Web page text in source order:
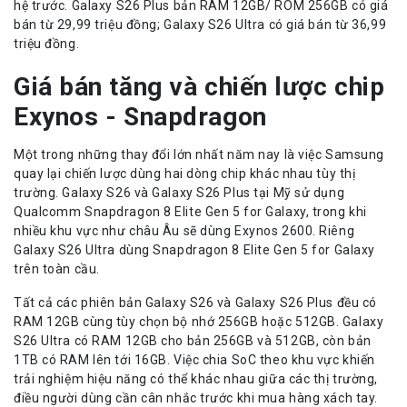
hệ trước. Galaxy S26 Plus bản RAM 12GB/ ROM 256GB có giá
bán từ 29,99 triệu đồng; Galaxy S26 Ultra có giá bán từ 36,99
triệu đồng.
Giá bán tăng và chiến lược chip
Exynos - Snapdragon
Một trong những thay đổi lớn nhất năm nay là việc Samsung
quay lại chiến lược dùng hai dòng chip khác nhau tùy thị
trường. Galaxy S26 và Galaxy S26 Plus tại Mỹ sử dụng
Qualcomm Snapdragon 8 Elite Gen 5 for Galaxy, trong khi
nhiều khu vực như châu Âu sẽ dùng Exynos 2600. Riêng
Galaxy S26 Ultra dùng Snapdragon 8 Elite Gen 5 for Galaxy
trên toàn cầu.
Tất cả các phiên bản Galaxy S26 và Galaxy S26 Plus đều có
RAM 12GB cùng tùy chọn bộ nhớ 256GB hoặc 512GB. Galaxy
S26 Ultra có RAM 12GB cho bản 256GB và 512GB, còn bản
1TB có RAM lên tới 16GB. Việc chia SoC theo khu vực khiến
trải nghiệm hiệu năng có thể khác nhau giữa các thị trường,
điều người dùng cần cân nhắc trước khi mua hàng xách tay.